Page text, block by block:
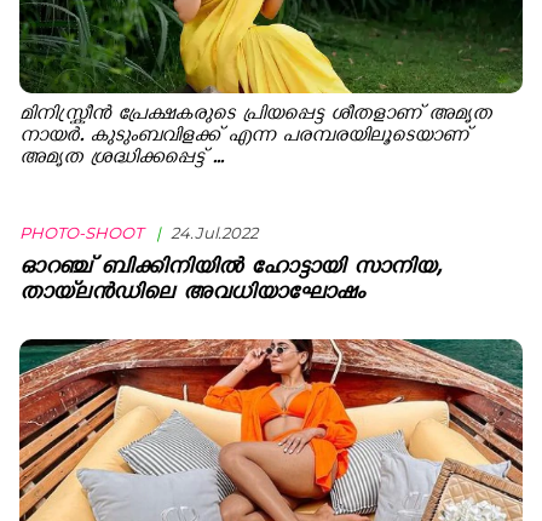
മിനിസ്ക്രീൻ പ്രേക്ഷകരുടെ പ്രിയപ്പെട്ട ശീതളാണ് അമൃത
നായർ. കുടുംബവിളക്ക് എന്ന പരമ്പരയിലൂടെയാണ്
അമൃത ശ്രദ്ധിക്കപ്പെട്ട് ...
PHOTO-SHOOT | 24.Jul.2022
ഓറഞ്ച് ബിക്കിനിയിൽ ഹോട്ടായി സാനിയ,
തായ്‌ലൻഡിലെ അവധിയാഘോഷം